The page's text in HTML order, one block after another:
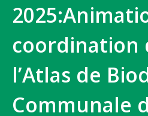
coordination
l’Atlas de
Communale